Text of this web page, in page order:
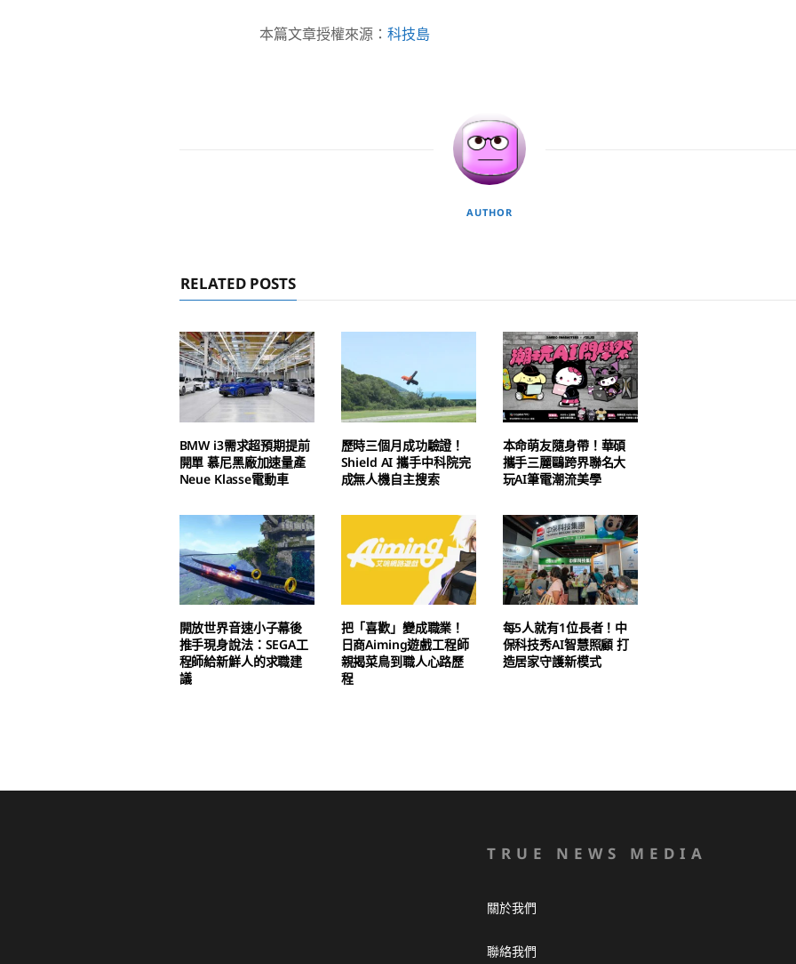
本篇文章授權來源： 科技島
AUTHOR
RELATED POSTS
BMW i3需求超預期提前
開單 慕尼黑廠加速量產
Neue Klasse電動車
歷時三個月成功驗證！
Shield AI 攜手中科院完
成無人機自主搜索
本命萌友隨身帶！華碩
攜手三麗鷗跨界聯名大
玩AI筆電潮流美學
開放世界音速小子幕後
推手現身說法：SEGA工
程師給新鮮人的求職建
議
把「喜歡」變成職業！
日商Aiming遊戲工程師
親揭菜鳥到職人心路歷
程
每5人就有1位長者！中
保科技秀AI智慧照顧 打
造居家守護新模式
TRUE NEWS MEDIA
關於我們
聯絡我們